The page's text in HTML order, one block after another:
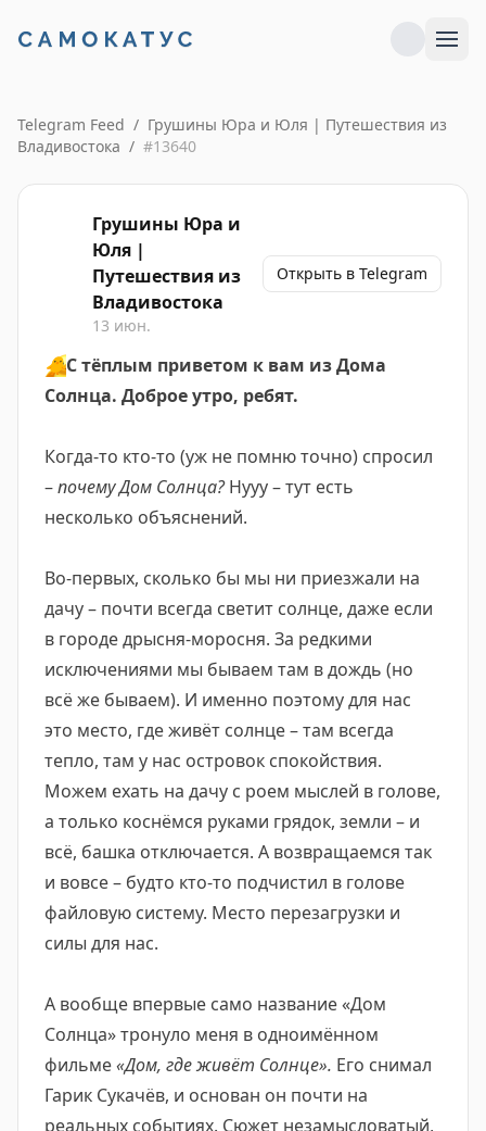
Telegram Feed / Грушины Юра и Юля | Путешествия из
Владивостока / #13640
Грушины Юра и
Юля |
Путешествия из
Владивостока
13 июн.
Открыть в Telegram
🐥С тёплым приветом к вам из Дома
Солнца. Доброе утро, ребят.
Когда-то кто-то (уж не помню точно) спросил
–почему Дом Солнца?Нууу – тут есть
несколько объяснений.
Во-первых, сколько бы мы ни приезжали на
дачу – почти всегда светит солнце, даже если
в городе дрысня-моросня. За редкими
исключениями мы бываем там в дождь (но
всё же бываем). И именно поэтому для нас
это место, где живёт солнце – там всегда
тепло, там у нас островок спокойствия.
Можем ехать на дачу с роем мыслей в голове,
а только коснёмся руками грядок, земли – и
всё, башка отключается. А возвращаемся так
и вовсе – будто кто-то подчистил в голове
файловую систему. Место перезагрузки и
силы для нас.
А вообще впервые само название «Дом
Солнца» тронуло меня в одноимённом
фильме«Дом, где живёт Солнце». Его снимал
Гарик Сукачёв, и основан он почти на
реальных событиях. Сюжет незамысловатый,